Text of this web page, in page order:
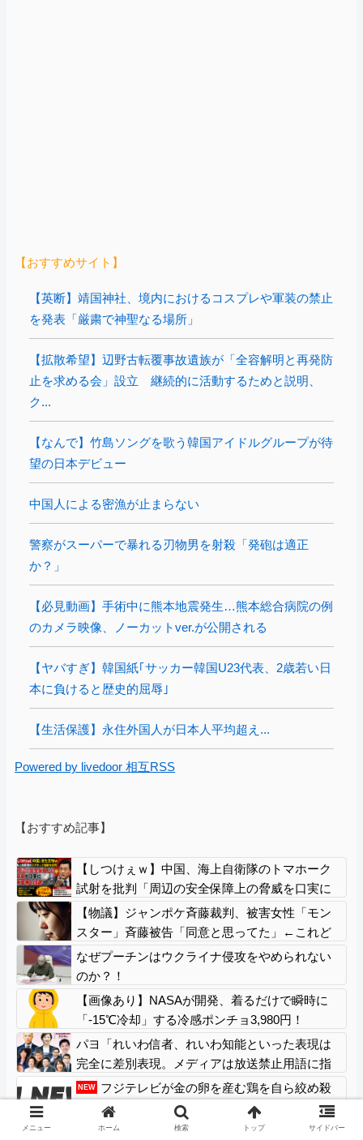
【おすすめサイト】
【英断】靖国神社、境内におけるコスプレや軍装の禁止
を発表「厳粛で神聖なる場所」
【拡散希望】辺野古転覆事故遺族が「全容解明と再発防
止を求める会」設立 継続的に活動するためと説明、
ク...
【なんで】竹島ソングを歌う韓国アイドルグループが待
望の日本デビュー
中国人による密漁が止まらない
警察がスーパーで暴れる刃物男を射殺「発砲は適正
か？」
【必見動画】手術中に熊本地震発生…熊本総合病院の例
のカメラ映像、ノーカットver.が公開される
【ヤバすぎ】韓国紙｢サッカー韓国U23代表、2歳若い日
本に負けると歴史的屈辱｣
【生活保護】永住外国人が日本人平均超え...
Powered by livedoor 相互RSS
【おすすめ記事】
【しつけぇｗ】中国、海上自衛隊のトマホーク
試射を批判「周辺の安全保障上の脅威を口実に
再軍備を加速している」
【物議】ジャンポケ斉藤裁判、被害女性「モン
スター」斉藤被告「同意と思ってた」←これど
っちが勝つの？
なぜプーチンはウクライナ侵攻をやめられない
のか？！
【画像あり】NASAが開発、着るだけで瞬時に
「-15℃冷却」する冷感ポンチョ3,980円！
パヨ「れいわ信者、れいわ知能といった表現は
完全に差別表現。メディアは放送禁止用語に指
定するべき」
NEW
フジテレビが金の卵を産む鶏を自ら絞め殺
した模様、社運を賭けたドル箱コンテンツが御
蔵入りになってしまい……
【悲報】ショベルカー、ガチで吸い込まれてし
メニュー ホーム 検索 トップ サイドバー